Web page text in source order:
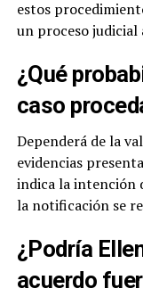
estos
un proceso judicial
¿Qué
caso
Dependerá de la
evidencias
indica la intención
la notificación se
¿Podría
acuerdo